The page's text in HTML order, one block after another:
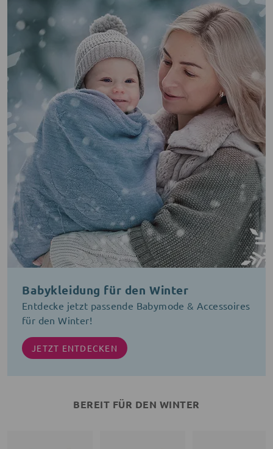
Babykleidung für den Winter
Entdecke jetzt passende Babymode & Accessoires
für den Winter!
JETZT ENTDECKEN
BEREIT FÜR DEN WINTER